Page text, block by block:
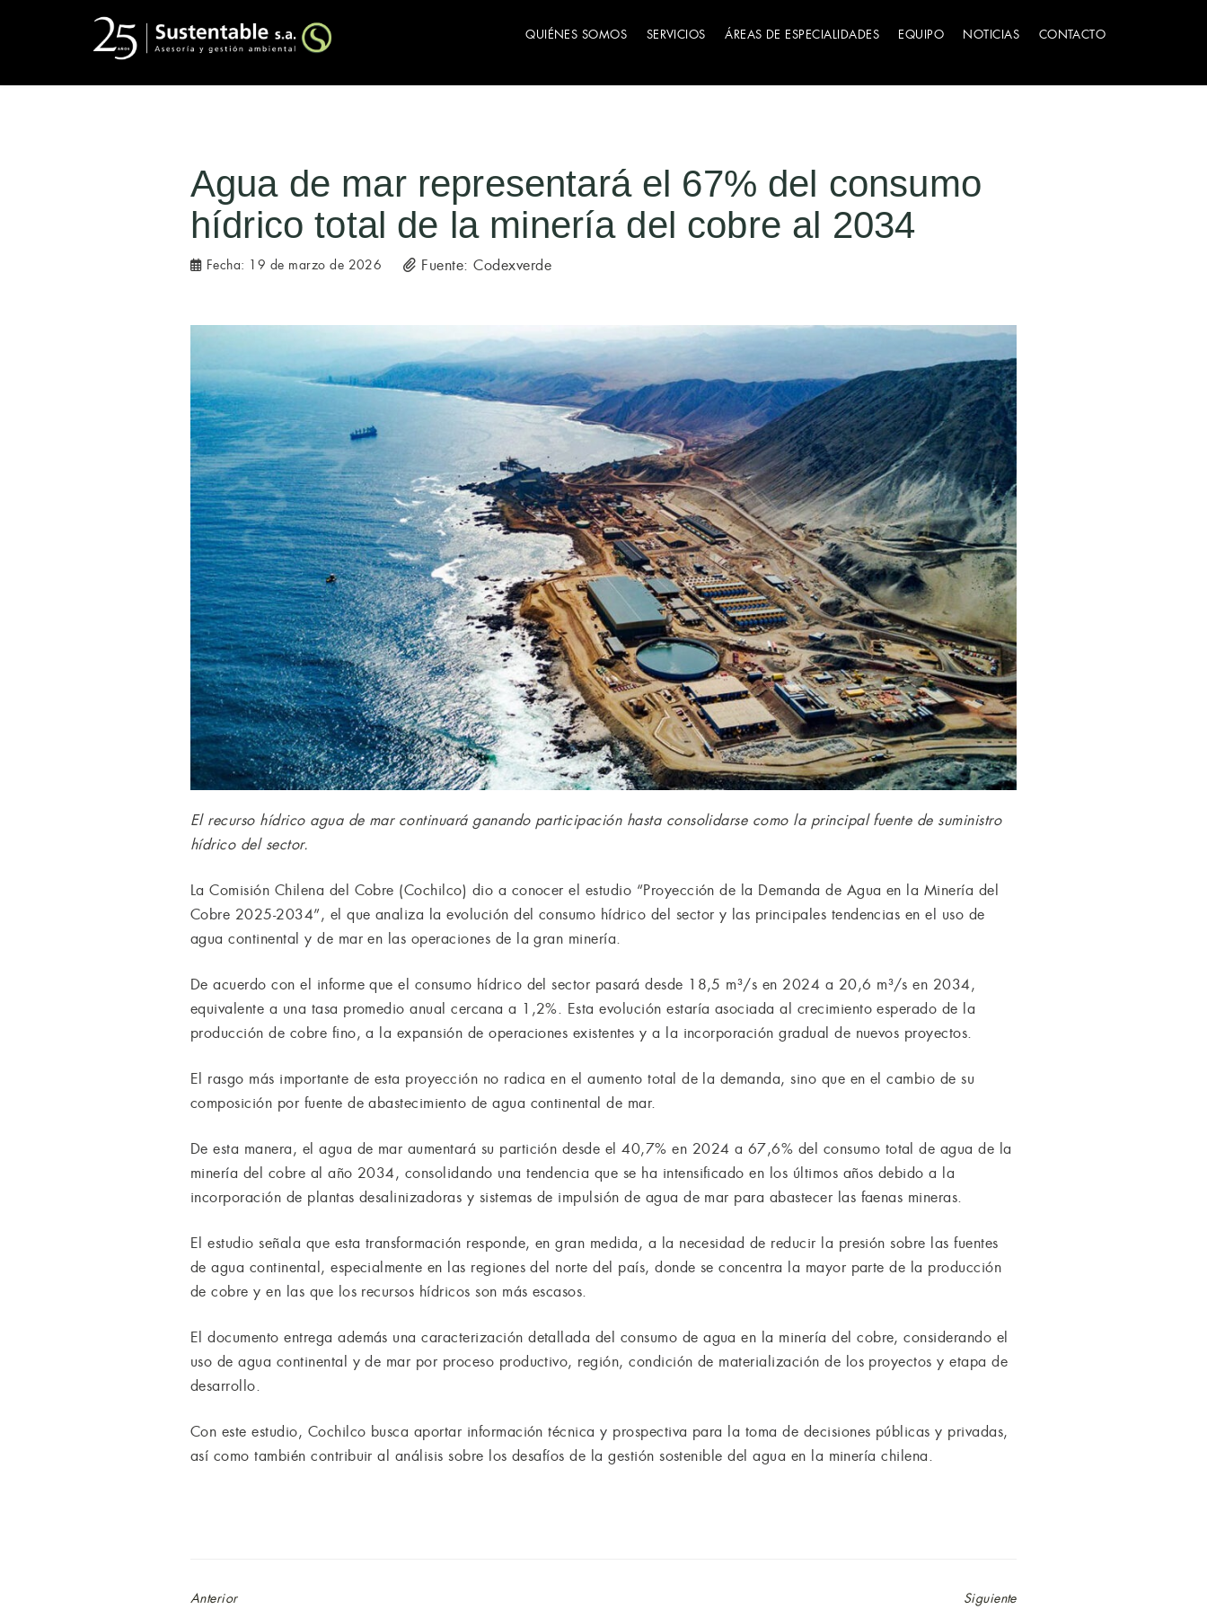
QUIÉNES SOMOS SERVICIOS ÁREAS DE ESPECIALIDADES EQUIPO NOTICIAS CONTACTO
Agua de mar representará el 67% del consumo
hídrico total de la minería del cobre al 2034
Fecha: 19 de marzo de 2026 Fuente: Codexverde
El recurso hídrico agua de mar continuará ganando participación hasta consolidarse como la principal fuente de suministro
hídrico del sector.
La Comisión Chilena del Cobre (Cochilco) dio a conocer el estudio “Proyección de la Demanda de Agua en la Minería del
Cobre 2025-2034”, el que analiza la evolución del consumo hídrico del sector y las principales tendencias en el uso de
agua continental y de mar en las operaciones de la gran minería.
De acuerdo con el informe que el consumo hídrico del sector pasará desde 18,5 m³/s en 2024 a 20,6 m³/s en 2034,
equivalente a una tasa promedio anual cercana a 1,2%. Esta evolución estaría asociada al crecimiento esperado de la
producción de cobre fino, a la expansión de operaciones existentes y a la incorporación gradual de nuevos proyectos.
El rasgo más importante de esta proyección no radica en el aumento total de la demanda, sino que en el cambio de su
composición por fuente de abastecimiento de agua continental de mar.
De esta manera, el agua de mar aumentará su partición desde el 40,7% en 2024 a 67,6% del consumo total de agua de la
minería del cobre al año 2034, consolidando una tendencia que se ha intensificado en los últimos años debido a la
incorporación de plantas desalinizadoras y sistemas de impulsión de agua de mar para abastecer las faenas mineras.
El estudio señala que esta transformación responde, en gran medida, a la necesidad de reducir la presión sobre las fuentes
de agua continental, especialmente en las regiones del norte del país, donde se concentra la mayor parte de la producción
de cobre y en las que los recursos hídricos son más escasos.
El documento entrega además una caracterización detallada del consumo de agua en la minería del cobre, considerando el
uso de agua continental y de mar por proceso productivo, región, condición de materialización de los proyectos y etapa de
desarrollo.
Con este estudio, Cochilco busca aportar información técnica y prospectiva para la toma de decisiones públicas y privadas,
así como también contribuir al análisis sobre los desafíos de la gestión sostenible del agua en la minería chilena.
Anterior Siguiente